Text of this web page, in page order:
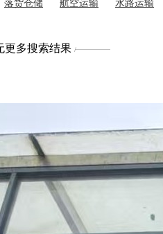
落货仓储 航空运输 水路运输
更多搜索结果